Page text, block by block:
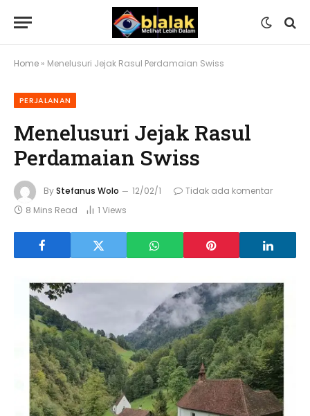
Home » Menelusuri Jejak Rasul Perdamaian Swiss
PERJALANAN
Menelusuri Jejak Rasul
Perdamaian Swiss
ByStefanus Wolo 12/02/1
Tidak ada komentar
8 Mins Read
1 Views